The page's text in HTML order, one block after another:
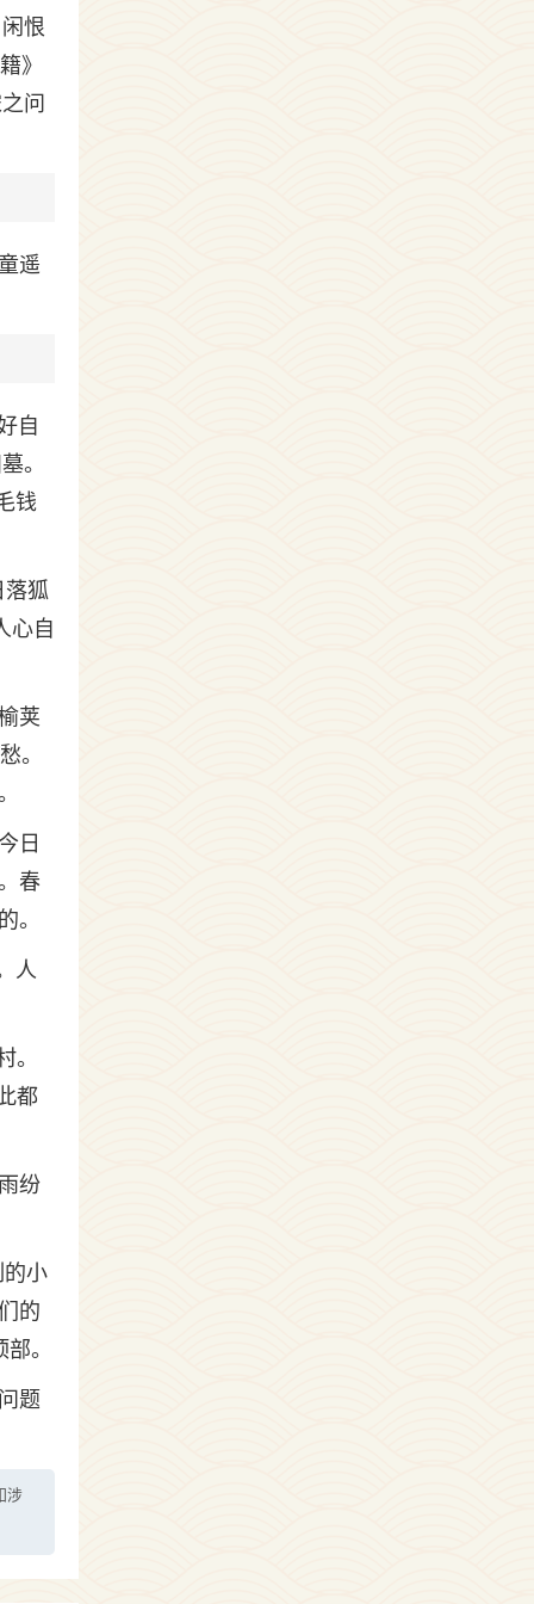
恨
》
问
遥
自
。
钱
落狐
心自
荚
。
日
春
。
人
。
都
纷
的小
的
。
题
涉